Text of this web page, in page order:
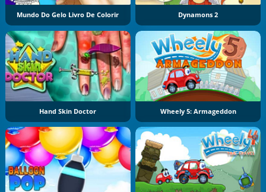
Mundo Do Gelo Livro De Colorir Dynamons 2
Hand Skin Doctor Wheely 5: Armageddon